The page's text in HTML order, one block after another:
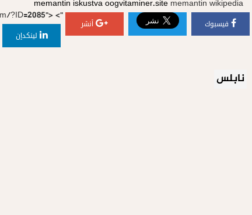
memantin iskustvaoogvitaminer.site memantin wikipedia
">
فيسبوك أنشر
?ID=2085">
لينكدإن
نابلس